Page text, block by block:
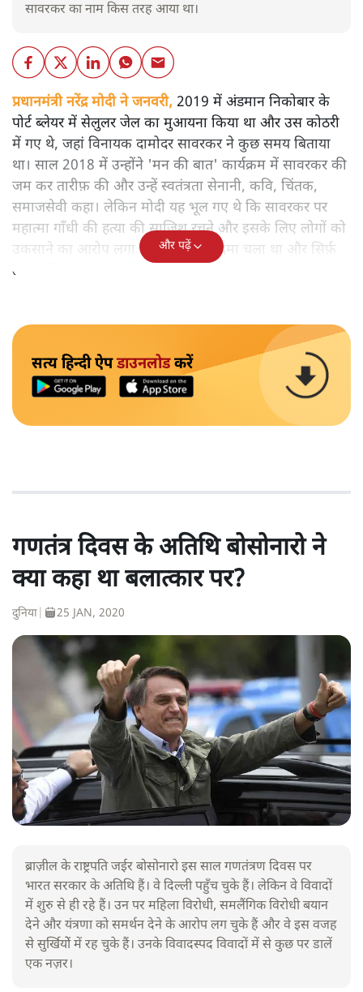
सावरकर का नाम किस तरह आया था।
प्रधानमंत्री नरेंद्र मोदी ने जनवरी, 2019 में अंडमान निकोबार के
पोर्ट ब्लेयर में सेलुलर जेल का मुआयना किया था और उस कोठरी
में गए थे, जहां विनायक दामोदर सावरकर ने कुछ समय बिताया
था। साल 2018 में उन्होंने 'मन की बात' कार्यक्रम में सावरकर की
जम कर तारीफ़ की और उन्हें स्वतंत्रता सेनानी, कवि, चिंतक,
समाजसेवी कहा। लेकिन मोदी यह भूल गए थे कि सावरकर पर
महात्मा गाँधी की हत्या की साजिश रचने और इसके लिए लोगों को
उकसाने का आरोप लगा था, उन पर मुक़दमा चला था और सिर्फ़
तकनीकी कारणों से उन्हें सज़ा नहीं हुई थी।
और पढ़ें
सत्य हिन्दी ऐपडाउनलोडकरें
गणतंत्र दिवस के अतिथि बोसोनारो ने
क्या कहा था बलात्कार पर?
दुनिया 25 JAN, 2020
ब्राज़ील के राष्ट्रपति जईर बोसोनारो इस साल गणतंत्रण दिवस पर
भारत सरकार के अतिथि हैं। वे दिल्ली पहुँच चुके हैं। लेकिन वे विवादों
में शुरु से ही रहे हैं। उन पर महिला विरोधी, समलैंगिक विरोधी बयान
देने और यंत्रणा को समर्थन देने के आरोप लग चुके हैं और वे इस वजह
से सुर्खियोें में रह चुके हैं। उनके विवादस्पद विवादों में से कुछ पर डालें
एक नज़र।